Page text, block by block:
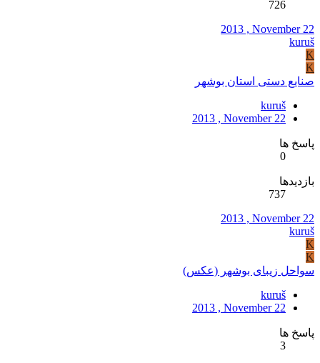
726
2013 , November 22
kuruš
K
K
صنایع دستی استان بوشهر
kuruš
2013 , November 22
پاسخ ها
0
بازدیدها
737
2013 , November 22
kuruš
K
K
سواحل زیبای بوشهر (عكس)
kuruš
2013 , November 22
پاسخ ها
3